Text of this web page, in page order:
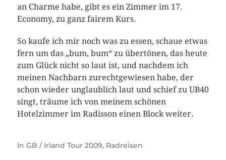
an Charme habe, gibt es ein Zimmer im 17.
Economy, zu ganz fairem Kurs.
So kaufe ich mir noch was zu essen, schaue etwas
fern um das „bum, bum“ zu übertönen, das heute
zum Glück nicht so laut ist, und nachdem ich
meinen Nachbarn zurechtgewiesen habe, der
schon wieder unglaublich laut und schief zu UB40
singt, träume ich von meinem schönen
Hotelzimmer im Radisson einen Block weiter.
In GB / Irland Tour 2009, Radreisen